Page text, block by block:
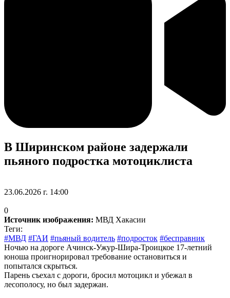
В Ширинском районе задержали
пьяного подростка мотоциклиста
23.06.2026 г. 14:00
0
Источник изображения: МВД Хакасии
Теги:
#МВД #ГАИ #пьяный водитель #подросток #бесправник
Ночью на дороге Ачинск‑Ужур‑Шира‑Троицкое 17‑летний
юноша проигнорировал требование остановиться и
попытался скрыться.
Парень съехал с дороги, бросил мотоцикл и убежал в
лесополосу, но был задержан.